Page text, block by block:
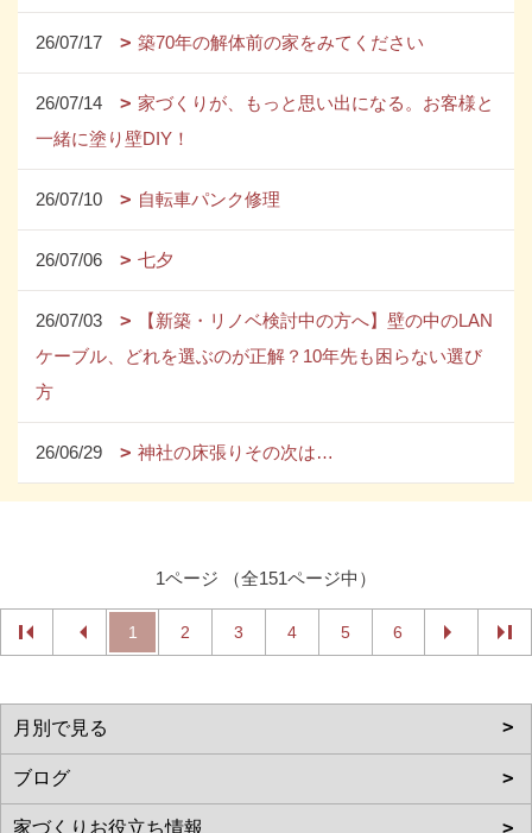
26/07/17 築70年の解体前の家をみてください
26/07/14
家づくりが、もっと思い出になる。お客様と
一緒に塗り壁DIY！
26/07/10 自転車パンク修理
26/07/06 七夕
26/07/03
【新築・リノベ検討中の方へ】壁の中のLAN
ケーブル、どれを選ぶのが正解？10年先も困らない選び
方
26/06/29 神社の床張りその次は…
1ページ （全151ページ中）
1 2 3 4 5 6